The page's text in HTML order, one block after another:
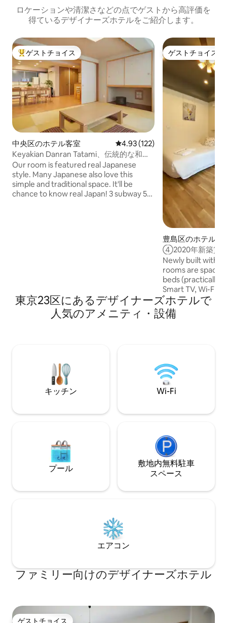
ロケーションや清⁠潔⁠さ⁠な⁠ど⁠の点⁠でゲ⁠ス⁠ト⁠か⁠ら高⁠評⁠価⁠を
得⁠て⁠い⁠るデ⁠ザ⁠イ⁠ナ⁠ー⁠ズホ⁠テ⁠ル⁠をご⁠紹⁠介し⁠ま⁠す⁠。
大好評のゲストチョイスです。
ゲストチョイス
中央区のホテル客室 レビュー122件、5つ星中4.93つ
4.93 (122)
Keyakian Danran Tatami、伝統的な和式
の宿泊施設
Our room is featured real Japanese
style. Many Japanese also love this
simple and traditional space. It'll be
chance to know real Japan! 3 subway 5
ゲストチョイス
ゲストチョイス
豊島区のホテル客
④2020年新築貸
ンバスルーム/
シティ３分
Newly built with
rooms are
beds (practically
Smart TV, Wi-Fi,
bathrooms are
walk in rain
you ready for
Air-conditioning,
out curtains.
東京23区にあるデ⁠ザ⁠イ⁠ナ⁠ー⁠ズホ⁠テ⁠ル⁠で
人⁠気⁠のア⁠メ⁠ニ⁠テ⁠ィ⁠・設⁠備
キッチン Wi-Fi
プール
敷地内無料駐⁠車
ス⁠ペ⁠ー⁠ス
エアコン
ファミリー向⁠け⁠のデ⁠ザ⁠イ⁠ナ⁠ー⁠ズホ⁠テ⁠ル
ゲストチョイス